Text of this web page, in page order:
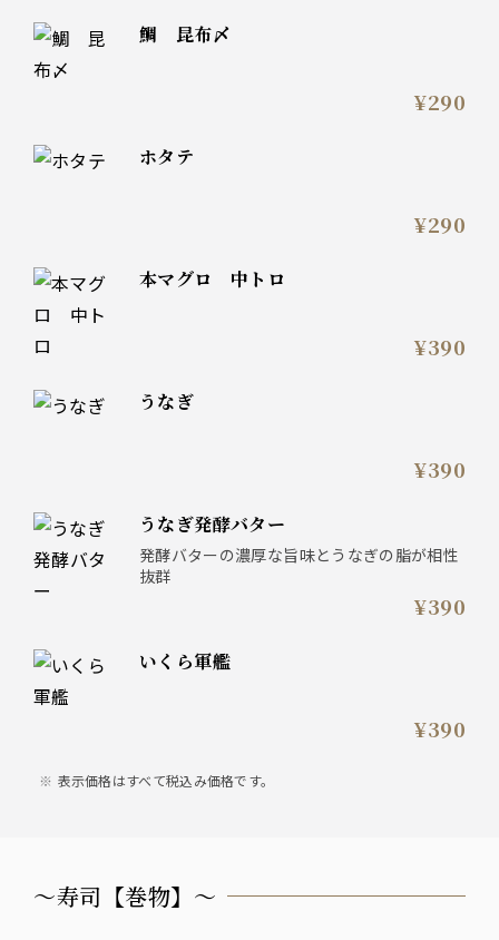
鯛 昆布〆
¥290
ホタテ
¥290
本マグロ 中トロ
¥390
うなぎ
¥390
うなぎ発酵バター
発酵バターの濃厚な旨味とうなぎの脂が相性
抜群
¥390
いくら軍艦
¥390
表示価格はすべて税込み価格です。
〜寿司【巻物】〜